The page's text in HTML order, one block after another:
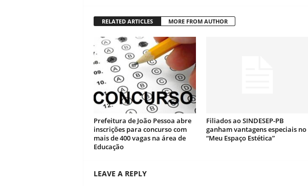
RELATED ARTICLES MORE FROM AUTHOR
Prefeitura de João Pessoa abre
inscrições para concurso com
mais de 400 vagas na área de
Educação
Filiados ao SINDESEP-PB
ganham vantagens especiais no
“Meu Espaço Estética”
LEAVE A REPLY